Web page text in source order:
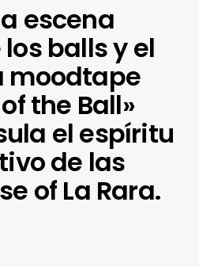
escena
balls y el
moodtape
the Ball»
el espíritu
de las
of La Rara.